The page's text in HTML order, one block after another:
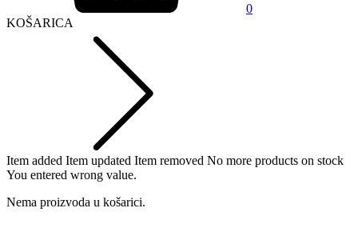
0
KOŠARICA
Item added Item updated Item removed No more products on stock
You entered wrong value.
Nema proizvoda u košarici.